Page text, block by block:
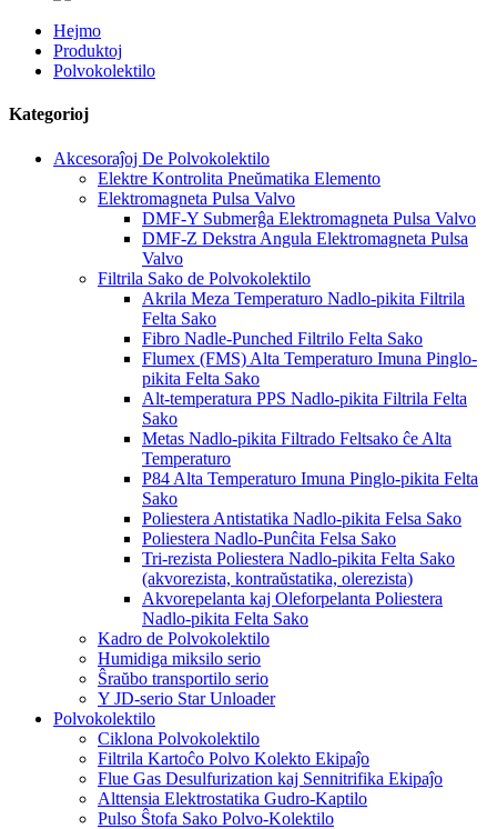
Hejmo
Produktoj
Polvokolektilo
Kategorioj
Akcesoraĵoj De Polvokolektilo
Elektre Kontrolita Pneŭmatika Elemento
Elektromagneta Pulsa Valvo
DMF-Y Submerĝa Elektromagneta Pulsa Valvo
DMF-Z Dekstra Angula Elektromagneta Pulsa
Valvo
Filtrila Sako de Polvokolektilo
Akrila Meza Temperaturo Nadlo-pikita Filtrila
Felta Sako
Fibro Nadle-Punched Filtrilo Felta Sako
Flumex (FMS) Alta Temperaturo Imuna Pinglo-
pikita Felta Sako
Alt-temperatura PPS Nadlo-pikita Filtrila Felta
Sako
Metas Nadlo-pikita Filtrado Feltsako ĉe Alta
Temperaturo
P84 Alta Temperaturo Imuna Pinglo-pikita Felta
Sako
Poliestera Antistatika Nadlo-pikita Felsa Sako
Poliestera Nadlo-Punĉita Felsa Sako
Tri-rezista Poliestera Nadlo-pikita Felta Sako
(akvorezista, kontraŭstatika, olerezista)
Akvorepelanta kaj Oleforpelanta Poliestera
Nadlo-pikita Felta Sako
Kadro de Polvokolektilo
Humidiga miksilo serio
Ŝraŭbo transportilo serio
Y JD-serio Star Unloader
Polvokolektilo
Ciklona Polvokolektilo
Filtrila Kartoĉo Polvo Kolekto Ekipaĵo
Flue Gas Desulfurization kaj Sennitrifika Ekipaĵo
Alttensia Elektrostatika Gudro-Kaptilo
Pulso Ŝtofa Sako Polvo-Kolektilo